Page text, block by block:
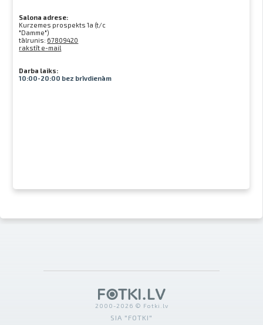
Salona adrese:
Kurzemes prospekts 1a (t/c
"Damme")
tālrunis: 67809420
rakstīt e-mail
Darba laiks:
10:00-20:00 bez brīvdienām
2000-2026 © Fotki.lv
SIA "FOTKI"